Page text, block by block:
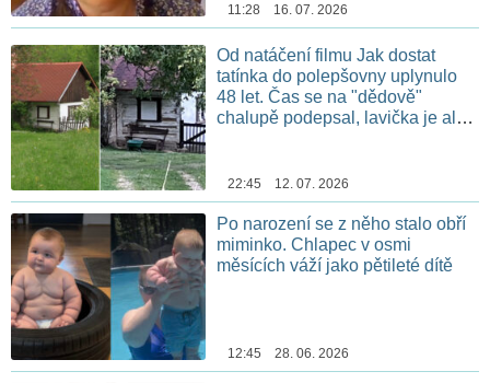
11:28 16. 07. 2026
Od natáčení filmu Jak dostat
tatínka do polepšovny uplynulo
48 let. Čas se na "dědově"
chalupě podepsal, lavička je ale
22:45 12. 07. 2026
Po narození se z něho stalo obří
miminko. Chlapec v osmi
měsících váží jako pětileté dítě
12:45 28. 06. 2026